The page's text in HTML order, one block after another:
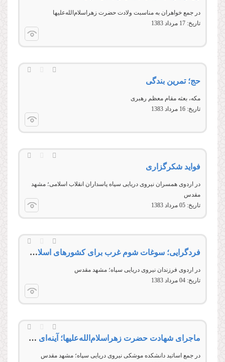
در جمع خواهران به مناسبت ولادت حضرت زهرا‌سلام‌‌الله‌‌عليها
تاریخ: 17 مرداد 1383
حج؛ تمرین بندگی
مکه، بعثه مقام معظم رهبری
تاریخ: 16 مرداد 1383
فواید شکرگزاری
در اردوى همسران نیروى دریایى سپاه پاسداران انقلاب اسلامی؛ مشهد
مقدس
تاریخ: 05 مرداد 1383
فردگرایی؛ سوغات شوم غرب برای کشورهای اسلامی!
در اردوى فرزندان نیروى دریایى سپاه؛ مشهد مقدس
تاریخ: 04 مرداد 1383
ماجرای شهادت حضرت زهرا‌سلام‌‌الله‌‌عليها؛ آینه‌ای برای شناخت خطر حبّ دنیا
در جمع اساتيد دانشكده موشكى نيروى دريايى سپاه؛ مشهد مقدس